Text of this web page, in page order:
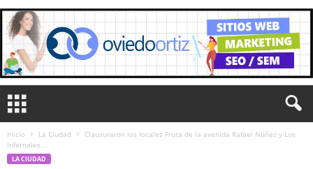
Inicio La Ciudad
Clausuraron los locales Fruta de la avenida Rafael Núñez y Los
Infernales...
LA CIUDAD